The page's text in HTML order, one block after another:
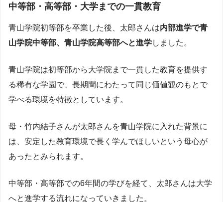
中等部・高等部・大学までの一貫教育
青山学院初等部を卒業した後、太郎さんは内部進学で青
山学院中等部、青山学院高等部へと進学しました。
青山学院は初等部から大学院まで一貫した教育を提供す
る稀有な学園で、長期間にわたって同じ価値観のもとで
学べる環境を特徴としています。
母・竹内結子さんが太郎さんを青山学院に入れた背景に
は、安定した教育環境で長く学んでほしいという母心が
あったとみられます。
中等部・高等部での6年間の学びを経て、太郎さんは大学
へと進学する流れになっていきました。